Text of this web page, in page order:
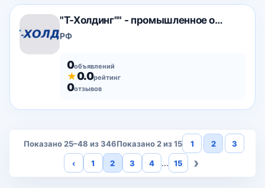
"Т-Холдинг"" - промышленное оборудование
РФ
0объявлений
★0.0рейтинг
0отзывов
Показано 25–48 из 346Показано 2 из 15 1 2 3
‹ 1 2 3 4 ... 15 ›